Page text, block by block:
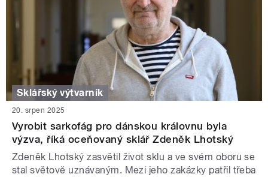
Sklářský výtvarník
20. srpen 2025
Vyrobit sarkofág pro dánskou královnu byla
výzva, říká oceňovaný sklář Zdeněk Lhotský
Zdeněk Lhotský zasvětil život sklu a ve svém oboru se
stal světově uznávaným. Mezi jeho zakázky patřil třeba